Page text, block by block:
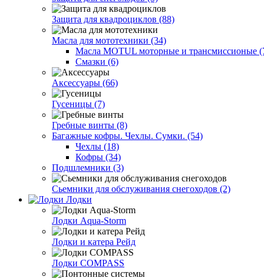
Защита для квадроциклов (88)
Масла для мототехники (34)
Масла MOTUL моторные и трансмиссионые
Смазки (6)
Аксессуары (66)
Гусеницы (7)
Гребные винты (8)
Багажные кофры. Чехлы. Сумки. (54)
Чехлы (18)
Кофры (34)
Подшлемники (3)
Сьемники для обслуживания снегоходов (2)
Лодки
Лодки Aqua-Storm
Лодки и катера Рейд
Лодки COMPASS